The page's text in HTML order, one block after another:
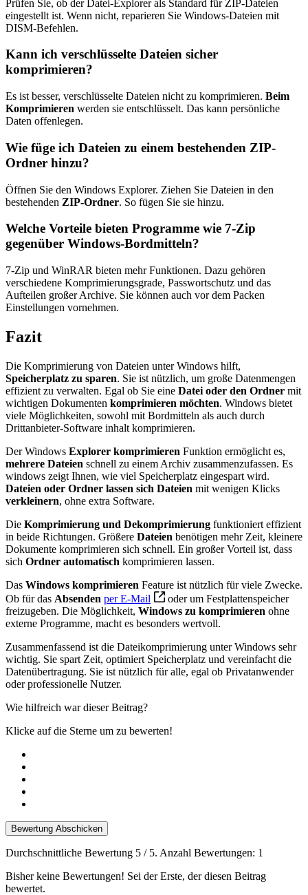
Prüfen Sie, ob der Datei-Explorer als Standard für ZIP-Dateien
eingestellt ist. Wenn nicht, reparieren Sie Windows-Dateien mit
DISM-Befehlen.
Kann ich verschlüsselte Dateien sicher
komprimieren?
Es ist besser, verschlüsselte Dateien nicht zu komprimieren. Beim
Komprimieren werden sie entschlüsselt. Das kann persönliche
Daten offenlegen.
Wie füge ich Dateien zu einem bestehenden ZIP-
Ordner hinzu?
Öffnen Sie den Windows Explorer. Ziehen Sie Dateien in den
bestehenden ZIP-Ordner. So fügen Sie sie hinzu.
Welche Vorteile bieten Programme wie 7-Zip
gegenüber Windows-Bordmitteln?
7-Zip und WinRAR bieten mehr Funktionen. Dazu gehören
verschiedene Komprimierungsgrade, Passwortschutz und das
Aufteilen großer Archive. Sie können auch vor dem Packen
Einstellungen vornehmen.
Fazit
Die Komprimierung von Dateien unter Windows hilft,
Speicherplatz zu sparen. Sie ist nützlich, um große Datenmengen
effizient zu verwalten. Egal ob Sie eine Datei oder den Ordner mit
wichtigen Dokumenten komprimieren möchten. Windows bietet
viele Möglichkeiten, sowohl mit Bordmitteln als auch durch
Drittanbieter-Software inhalt komprimieren.
Der Windows Explorer komprimieren Funktion ermöglicht es,
mehrere Dateien schnell zu einem Archiv zusammenzufassen. Es
windows zeigt Ihnen, wie viel Speicherplatz eingespart wird.
Dateien oder Ordner lassen sich Dateien mit wenigen Klicks
verkleinern, ohne extra Software.
Die Komprimierung und Dekomprimierung funktioniert effizient
in beide Richtungen. Größere Dateien benötigen mehr Zeit, kleinere
Dokumente komprimieren sich schnell. Ein großer Vorteil ist, dass
sich Ordner automatisch komprimieren lassen.
Das Windows komprimieren Feature ist nützlich für viele Zwecke.
Ob für das Absenden per E-Mail
oder um Festplattenspeicher
freizugeben. Die Möglichkeit, Windows zu komprimieren ohne
externe Programme, macht es besonders wertvoll.
Zusammenfassend ist die Dateikomprimierung unter Windows sehr
wichtig. Sie spart Zeit, optimiert Speicherplatz und vereinfacht die
Datenübertragung. Sie ist nützlich für alle, egal ob Privatanwender
oder professionelle Nutzer.
Wie hilfreich war dieser Beitrag?
Klicke auf die Sterne um zu bewerten!
Bewertung Abschicken
Durchschnittliche Bewertung 5 / 5. Anzahl Bewertungen: 1
Bisher keine Bewertungen! Sei der Erste, der diesen Beitrag
bewertet.